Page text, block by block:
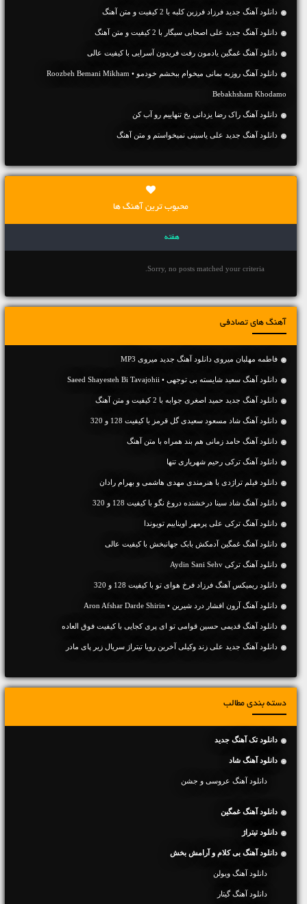
دانلود آهنگ جديد فرزاد فرزین کلبه با 2 کیفیت و متن آهنگ
دانلود آهنگ جديد علی اصحابی سیگار با 2 کیفیت و متن آهنگ
دانلود آهنگ غمگین یادمون رفت فریدون آسرایی با کیفیت عالی
دانلود آهنگ روزبه بمانی میخوام ببخشم خودمو • Roozbeh Bemani Mikham
Bebakhsham Khodamo
دانلود آهنگ راک رضا یزدانی یخ تنهاییم رو آب کن
دانلود آهنگ جديد علی یاسینی نمیخواستم و متن آهنگ
محبوب ترین آهنگ ها
هفته
Sorry, no posts matched your criteria.
آهنگ های تصادفی
فاطمه مهلبان میروی دانلود آهنگ جدید میروی MP3
دانلود آهنگ سعید شایسته بی توجهی • Saeed Shayesteh Bi Tavajohii
دانلود آهنگ جديد حمید اصغری جوابه با 2 کیفیت و متن آهنگ
دانلود آهنگ شاد مسعود سعیدی گل قرمز با کیفیت 128 و 320
دانلود آهنگ حامد زمانی هم بند همراه با متن آهنگ
دانلود آهنگ ترکی رحیم شهریاری تنها
دانلود فیلم تراژدی با هنرمندی مهدی هاشمی و بهرام رادان
دانلود آهنگ شاد سینا درخشنده دروغ نگو با کیفیت 128 و 320
دانلود آهنگ ترکی علی پرمهر اویناییم تویوندا
دانلود آهنگ غمگین آدمکش بابک جهانبخش با کیفیت عالی
دانلود آهنگ ترکی Aydin Sani Sehv
دانلود ریمیکس آهنگ فرزاد فرخ هوای تو با کیفیت 128 و 320
دانلود آهنگ آرون افشار درد شیرین • Aron Afshar Darde Shirin
دانلود آهنگ قدیمی حسین قوامی تو ای پری کجایی با کیفیت فوق العاده
دانلود آهنگ جدید علی زند وکیلی آخرین رویا تیتراژ سریال زیر پای مادر
دسته بندی مطالب
دانلود تک آهنگ جدید
دانلود آهنگ شاد
دانلود آهنگ عروسی و جشن
دانلود آهنگ غمگین
دانلود تیتراژ
دانلود آهنگ بی کلام و آرامش بخش
دانلود آهنگ ویولن
دانلود آهنگ گیتار